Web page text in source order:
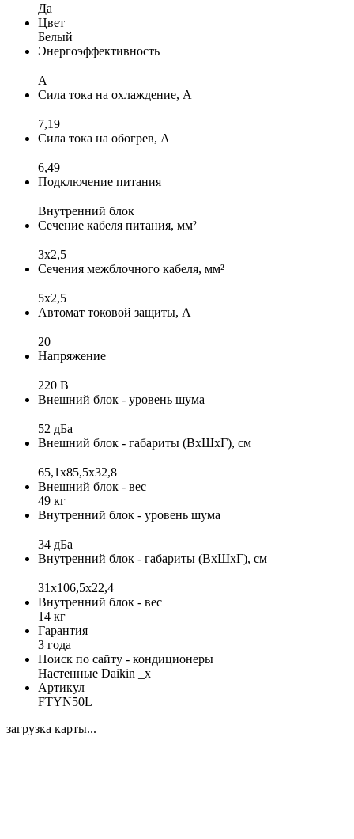
Да
Цвет
Белый
Энергоэффективность
A
Сила тока на охлаждение, А
7,19
Сила тока на обогрев, А
6,49
Подключение питания
Внутренний блок
Сечение кабеля питания, мм²
3х2,5
Сечения межблочного кабеля, мм²
5x2,5
Автомат токовой защиты, А
20
Напряжение
220 В
Внешний блок - уровень шума
52 дБа
Внешний блок - габариты (ВхШхГ), см
65,1х85,5х32,8
Внешний блок - вес
49 кг
Внутренний блок - уровень шума
34 дБа
Внутренний блок - габариты (ВхШхГ), см
31х106,5х22,4
Внутренний блок - вес
14 кг
Гарантия
3 года
Поиск по сайту - кондиционеры
Настенные Daikin _x
Артикул
FTYN50L
загрузка карты...